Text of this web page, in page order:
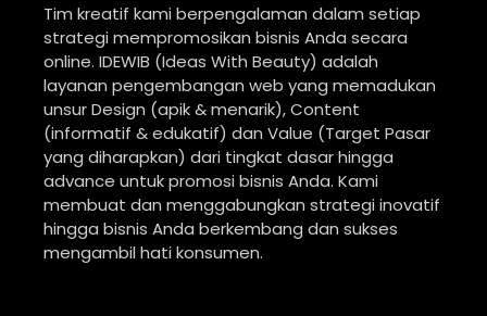
Tim kreatif kami berpengalaman dalam setiap
strategi mempromosikan bisnis Anda secara
online. IDEWIB (Ideas With Beauty) adalah
layanan pengembangan web yang memadukan
unsur Design (apik & menarik), Content
(informatif & edukatif) dan Value (Target Pasar
yang diharapkan) dari tingkat dasar hingga
advance untuk promosi bisnis Anda. Kami
membuat dan menggabungkan strategi inovatif
hingga bisnis Anda berkembang dan sukses
mengambil hati konsumen.